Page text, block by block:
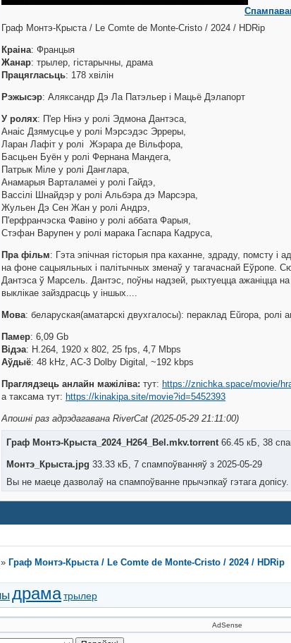
Граф Монтэ-Крыста / Le Comte de Monte-Cristo / 2024 / HDRip
Краіна: Францыя
Жанар: трылер, гістарычны, драма
Працягласьць: 178 хвілін
Рэжысэр: Аляксандр Дэ Ла Патэльер і Мацьё Дэлапорт
У ролях: П'ер Нінэ у ролі Эдмона Дантэса,
Анаіс Дзямусцье у ролі Мэрсэдэс Эрреры,
Ларан Лафіт у ролі Жэрара де Вільфора,
Басцьен Буён у ролі Фернана Мандега,
Патрык Міле у ролі Данглара,
Анамарыя Варталамеі у ролі Гайдэ,
Вассілі Шнайдэр у ролі Альбэра дэ Марсэра,
Жульен Дэ Сен Жан у ролі Андрэ,
П'ерфранчэска Фавіно у ролі аббата Фарыя,
Стэфан Варупен у ролі марака Гаспара Кадруса,
Пра фільм: Гэта эпічная гісторыя пра каханне, здраду, помсту і
на фоне сацыяльных і палітычных зменаў у тагачаснай Еўропе.
Дантэса ў Марсель. Дантэс, поўны надзей, рыхтуецца ажаніцца
выклікае зайздрасць у іншых....
Мова: беларуская(аматарскі двухгалосы): пераклад Eŭropa, ролі
Памер: 6,09 Gb
Відэа: H.264, 1920 x 802, 25 fps, 4,7 Mbps
Аўдыё: 48 kHz, AC-3 Dolby Digital, ~192 kbps
Праглядзець анлайн мажіліва: тут: https://znichka.space/movie/
а таксама тут: https://kinakipa.site/movie?id=5452393
Апошні раз адрэдагавана RiverCat (2025-05-29 21:11:00)
Граф Монтэ-Крыста_2024_H264_Bel.mkv.torrent66.45 кБ, 38
Монтэ_Крыста.jpg 33.33 кБ, 7 спампоўванняў з 2025-05-29
Вы не маеце дазволаў на спампоўванне прычэпкаў гэтага допісу.
» Граф Монтэ-Крыста / Le Comte de Monte-Cristo / 2024 / HDRip
драматрылер
AdSense